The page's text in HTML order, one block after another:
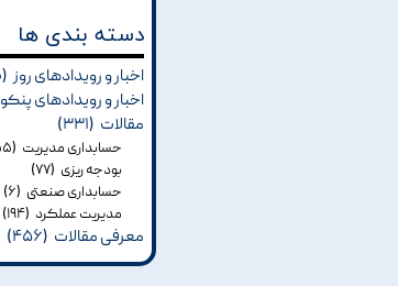
دسته بندی ها
اخبار و رویدادهای روز (۲۰)
اخبار و رویدادهای پنکو
مقالات (۳۳۱)
حسابداری مدیریت (۵۵)
بودجه ریزی (۷۷)
حسابداری صنعتی (۶)
مدیریت عملکرد (۱۹۴)
معرفی مقالات (۴۵۶)